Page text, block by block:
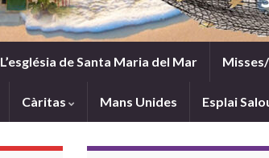
L’església de Santa Maria del Mar
Càritas Mans Unides Esplai